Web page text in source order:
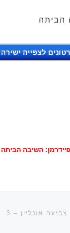
הביתה
לצפייה ישירה
השיבה הביתה
אונליין – 3